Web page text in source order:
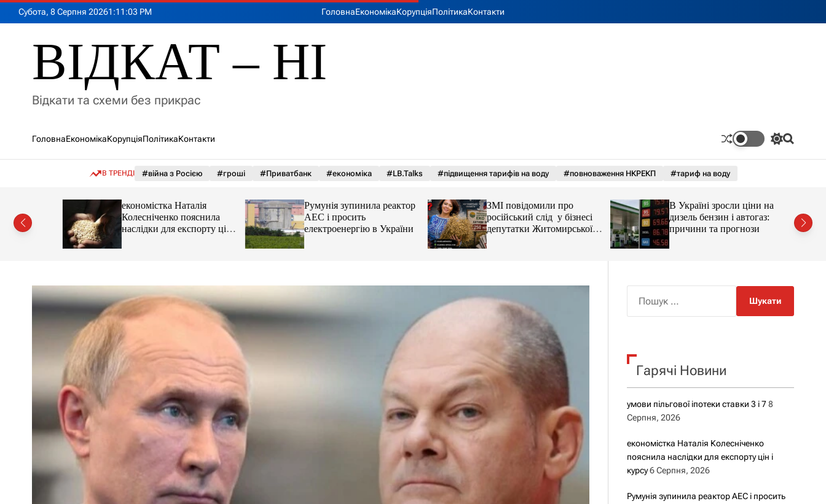
Субота, 8 Серпня 20261 :11 :05 PM ГоловнаЕкономікаКорупціяПолітикаКонтакти
ВІДКАТ – НІ
Відкати та схеми без прикрас
ГоловнаЕкономікаКорупціяПолітикаКонтакти
П
к
а
ч
р
о
у
П
В ТРЕНДІ #війна з Росією #гроші #Приватбанк #економіка #LB.Talks #підвищення тарифів на воду #повноваження НКРЕКП #тариф на воду
економістка Наталія
Колесніченко пояснила
наслідки для експорту цін і
курсу
Румунія зупинила реактор
АЕС і просить
електроенергію в України
ЗМІ повідомили про
російський слід у бізнесі
депутатки Житомирської
облради Ірини Костюшко
та чому можуть арештувати
В Україні зросли ціни на
дизель бензин і автогаз:
причини та прогнози
к
Гарячі Новини
умови пільгової іпотеки ставки 3 і 7 8
Серпня, 2026
економістка Наталія Колесніченко
пояснила наслідки для експорту цін і
курсу 6 Серпня, 2026
Румунія зупинила реактор АЕС і просить